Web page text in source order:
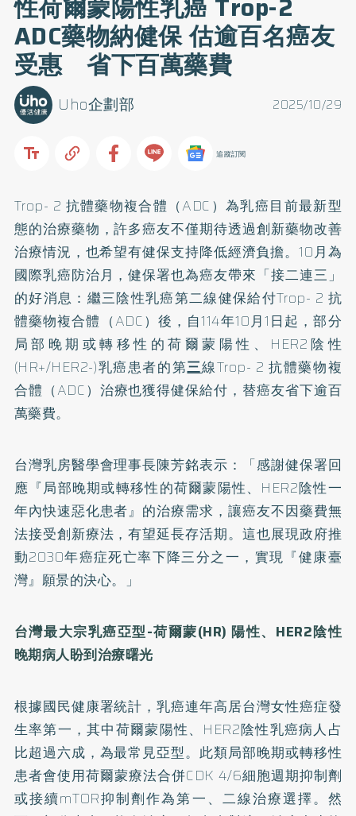
性荷爾蒙陽性乳癌 Trop-2
ADC藥物納健保 估逾百名癌友
受惠 省下百萬藥費
2025/10/29
Uho企劃部
追蹤訂閱
Trop- 2 抗體藥物複合體（ADC）為乳癌目前最新型
態的治療藥物，許多癌友不僅期待透過創新藥物改善
治療情況，也希望有健保支持降低經濟負擔。10月為
國際乳癌防治月，健保署也為癌友帶來「接二連三」
的好消息：繼三陰性乳癌第二線健保給付Trop- 2 抗
體藥物複合體（ADC）後，自114年10月1日起，部分
局部晚期或轉移性的荷爾蒙陽性、HER2陰性
(HR+/HER2-)乳癌患者的第三線Trop- 2 抗體藥物複
合體（ADC）治療也獲得健保給付，替癌友省下逾百
萬藥費。
台灣乳房醫學會理事長陳芳銘表示：「感謝健保署回
應『局部晚期或轉移性的荷爾蒙陽性、HER2陰性一
年內快速惡化患者』的治療需求，讓癌友不因藥費無
法接受創新療法，有望延長存活期。這也展現政府推
動2030年癌症死亡率下降三分之一，實現『健康臺
灣』願景的決心。」
台灣最大宗乳癌亞型-荷爾蒙(HR) 陽性、 HER2陰性
晚期病人盼到治療曙光
根據國民健康署統計，乳癌連年高居台灣女性癌症發
生率第一，其中荷爾蒙陽性、HER2陰性乳癌病人占
比超過六成，為最常見亞型。此類局部晚期或轉移性
患者會使用荷爾蒙療法合併CDK 4/6細胞週期抑制劑
或接續mTOR抑制劑作為第一、二線治療選擇。然